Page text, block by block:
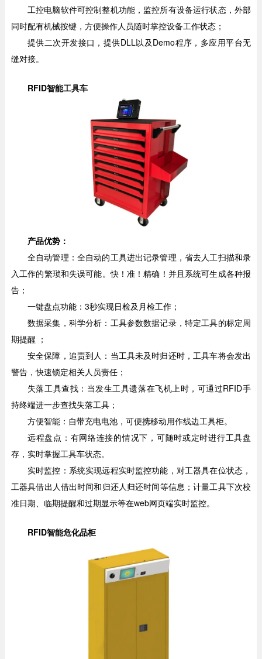
工控电脑软件可控制整机功能，监控所有设备运行状态，外部
同时配有机械按键，方便操作人员随时掌控设备工作状态；
提供二次开发接口，提供DLL以及Demo程序，多应用平台无
缝对接。
RFID智能工具车
产品优势：
全自动管理：全自动的工具进出记录管理，省去人工扫描和录
入工作的繁琐和失误可能。快！准！精确！并且系统可生成各种报
告；
一键盘点功能：3秒实现日检及月检工作；
数据采集，科学分析：工具参数数据记录，特定工具的标定周
期提醒 ；
安全保障，追责到人：当工具未及时归还时，工具车将会发出
警告，快速锁定相关人员责任；
失落工具查找：当发生工具遗落在飞机上时，可通过RFID手
持终端进一步查找失落工具；
方便智能：自带充电电池，可便携移动用作线边工具柜。
远程盘点：有网络连接的情况下，可随时或定时进行工具盘
存，实时掌握工具车状态。
实时监控：系统实现远程实时监控功能，对工器具在位状态，
工器具借出人借出时间和归还人归还时间等信息；计量工具下次校
准日期、临期提醒和过期显示等在web网页端实时监控。
RFID智能危化品柜